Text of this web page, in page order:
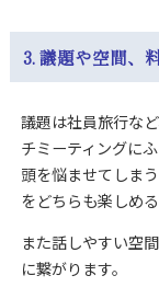
3. 議題や空間、
議題は社員旅行な
チミーティングにふ
頭を悩ませてしま
をどちらも楽しめ
また話しやすい空
に繋がります。